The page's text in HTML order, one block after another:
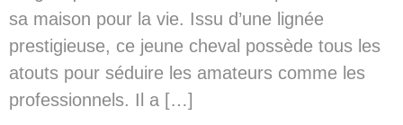
sa maison pour la vie. Issu d’une lignée
prestigieuse, ce jeune cheval possède tous les
atouts pour séduire les amateurs comme les
professionnels. Il a […]